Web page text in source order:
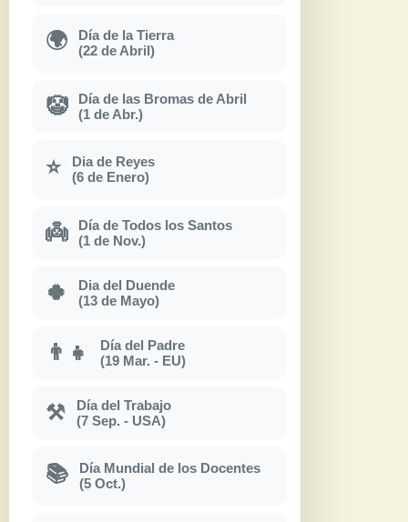
🌍
Día de la Tierra
(22 de Abril)
🤡
Día de las Bromas de Abril
(1 de Abr.)
⭐
Dia de Reyes
(6 de Enero)
👼
Día de Todos los Santos
(1 de Nov.)
🍀
Dia del Duende
(13 de Mayo)
👨‍👧
Día del Padre
(19 Mar. - EU)
⚒
Día del Trabajo
(7 Sep. - USA)
📚
Día Mundial de los Docentes
(5 Oct.)